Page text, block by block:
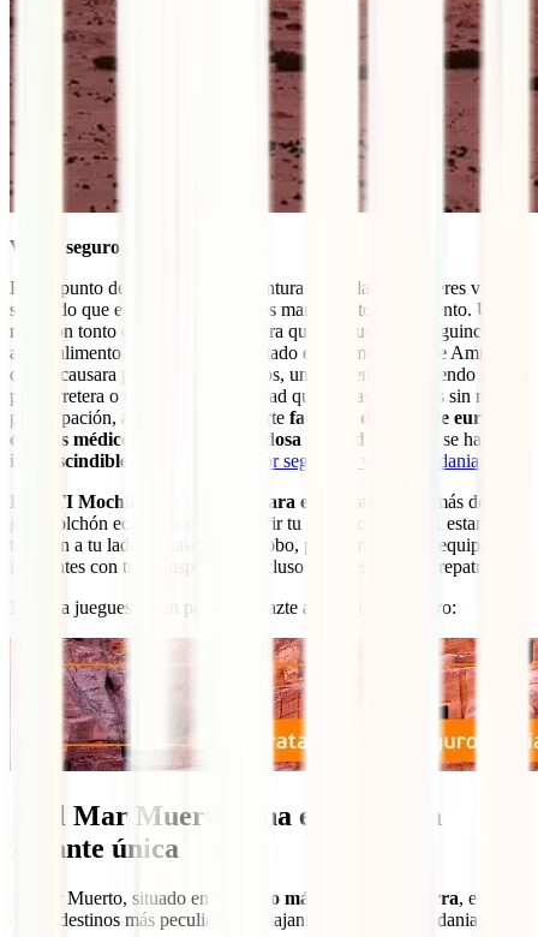
Viajar seguro por Jordania
Está a punto de dar inicio una aventura inolvidable y quieres vivirla
sabiendo que estarás en las mejores manos en todo momento. Un
resbalón tonto en la legendaria Petra que te causara un esguince,
algún alimento callejero en mal estado en los mercados de Amman
que te causara problemas digestivos, un accidente recorriendo el país
por carretera o cualquier enfermedad que en casa pasarías sin mayor
preocupación, aquí podría suponerte facturas de miles de euros en
centros médicos privados de dudosa calidad . Por ello, se hace
imprescindible
mejor seguro de viaje a Jordania
El IATI Mochilero es el mejor para este destino
. Además del
gran colchón económico para cubrir tu asistencia médica, estará
también a tu lado en casos como robo, problemas con tu equipaje,
incidentes con tus transportes o incluso si necesitaras ser repatriado.
No te la juegues en un país así y hazte ahora con tu seguro:
3. El Mar Muerto: una experiencia
flotante única
El Mar Muerto, situado en el punto más bajo de la Tierra, es uno
de los destinos más peculiares y relajantes que ver en Jordania.